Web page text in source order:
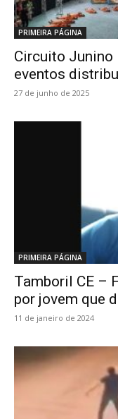
PRIMEIRA PÁGINA
Circuito Junino
eventos
27 de junho de 2025
PRIMEIRA PÁGINA
Tamboril CE –
por jovem que
11 de janeiro de 2024